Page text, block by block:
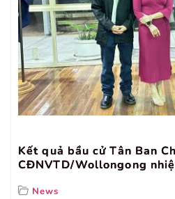
Kết quả bầu cử Tân Ban
CĐNVTD/Wollongong
News